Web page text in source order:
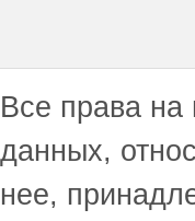
Все права на
данных,
нее,